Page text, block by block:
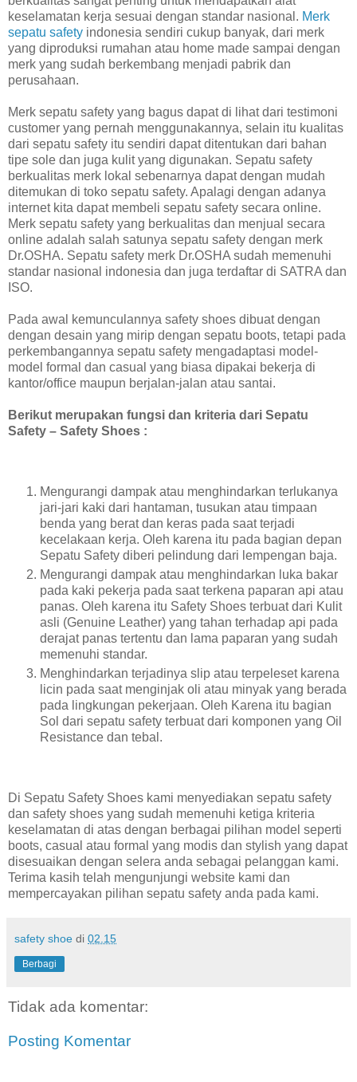
keselamatan kerja sesuai dengan standar nasional. Merk
sepatu safety indonesia sendiri cukup banyak, dari merk
yang diproduksi rumahan atau home made sampai dengan
merk yang sudah berkembang menjadi pabrik dan
perusahaan.
Merk sepatu safety yang bagus dapat di lihat dari testimoni
customer yang pernah menggunakannya, selain itu kualitas
dari sepatu safety itu sendiri dapat ditentukan dari bahan
tipe sole dan juga kulit yang digunakan. Sepatu safety
berkualitas merk lokal sebenarnya dapat dengan mudah
ditemukan di toko sepatu safety. Apalagi dengan adanya
internet kita dapat membeli sepatu safety secara online.
Merk sepatu safety yang berkualitas dan menjual secara
online adalah salah satunya sepatu safety dengan merk
Dr.OSHA. Sepatu safety merk Dr.OSHA sudah memenuhi
standar nasional indonesia dan juga terdaftar di SATRA dan
ISO.
Pada awal kemunculannya safety shoes dibuat dengan
dengan desain yang mirip dengan sepatu boots, tetapi pada
perkembangannya sepatu safety mengadaptasi model-
model formal dan casual yang biasa dipakai bekerja di
kantor/office maupun berjalan-jalan atau santai.
Berikut merupakan fungsi dan kriteria dari Sepatu
Safety – Safety Shoes :
Mengurangi dampak atau menghindarkan terlukanya
jari-jari kaki dari hantaman, tusukan atau timpaan
benda yang berat dan keras pada saat terjadi
kecelakaan kerja. Oleh karena itu pada bagian depan
Sepatu Safety diberi pelindung dari lempengan baja.
Mengurangi dampak atau menghindarkan luka bakar
pada kaki pekerja pada saat terkena paparan api atau
panas. Oleh karena itu Safety Shoes terbuat dari Kulit
asli (Genuine Leather) yang tahan terhadap api pada
derajat panas tertentu dan lama paparan yang sudah
memenuhi standar.
Menghindarkan terjadinya slip atau terpeleset karena
licin pada saat menginjak oli atau minyak yang berada
pada lingkungan pekerjaan. Oleh Karena itu bagian
Sol dari sepatu safety terbuat dari komponen yang Oil
Resistance dan tebal.
Di Sepatu Safety Shoes kami menyediakan sepatu safety
dan safety shoes yang sudah memenuhi ketiga kriteria
keselamatan di atas dengan berbagai pilihan model seperti
boots, casual atau formal yang modis dan stylish yang dapat
disesuaikan dengan selera anda sebagai pelanggan kami.
Terima kasih telah mengunjungi website kami dan
mempercayakan pilihan sepatu safety anda pada kami.
safety shoe di 02.15
Berbagi
Tidak ada komentar:
Posting Komentar